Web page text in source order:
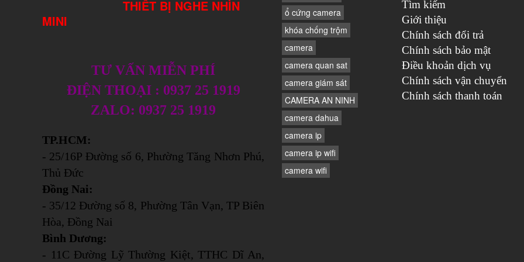
THIẾT BỊ NGHE NHÌN
MINI
TƯ VẤN MIỄN PHÍ
ĐIỆN THOẠI : 0937 25 1919
ZALO: 0937 25 1919
TP.HCM:
- 25/16P Đường số 6, Phường Tăng Nhơn Phú,
Thủ Đức
Đồng Nai:
- 35/12 Đường số 8, Phường Tân Vạn, TP Biên
Hòa, Đồng Nai
Bình Dương:
- 11C Đường Lỹ Thường Kiệt, TTHC Dĩ An,
ổ cứng camera
khóa chống trộm
camera
camera quan sat
camera giám sát
CAMERA AN NINH
camera dahua
camera ip
camera ip wifi
camera wifi
Tìm kiếm
Giới thiệu
Chính sách đổi trả
Chính sách bảo mật
Điều khoản dịch vụ
Chính sách vận chuyển
Chính sách thanh toán